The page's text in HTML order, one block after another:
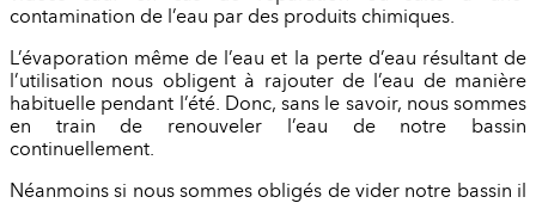
contamination de l’eau par des produits chimiques.
L’évaporation même de l’eau et la perte d’eau résultant de
l’utilisation nous obligent à rajouter de l’eau de manière
habituelle pendant l’été. Donc, sans le savoir, nous sommes
en train de renouveler l’eau de notre bassin
continuellement.
Néanmoins si nous sommes obligés de vider notre bassin il